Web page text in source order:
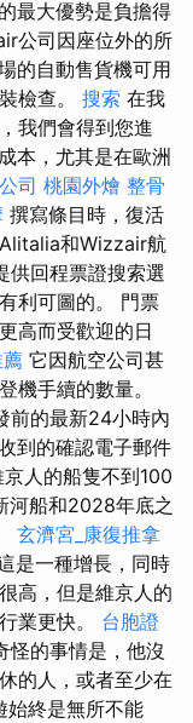
最大優勢是負擔得
公司因座位外的所
的自動售貨機可用
檢查。 搜索 在我
我們會得到您進
本，尤其是在歐洲
司 桃園外燴 整骨
撰寫條目時，復活
和Wizzair航
供回程票證搜索選
利可圖的。 門票
高而受歡迎的日
它因航空公司甚
機手續的數量。
前的最新24小時內
到的確認電子郵件
人的船隻不到100
河船和2028年底之
玄濟宮_康復推拿
是一種增長，同時
高，但是維京人的
業更快。 台胞證
怪的事情是，他沒
的人，或者至少在
始終是無所不能